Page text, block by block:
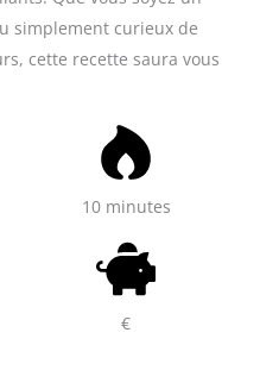
simplement curieux de
cette recette saura vous
10 minutes
€